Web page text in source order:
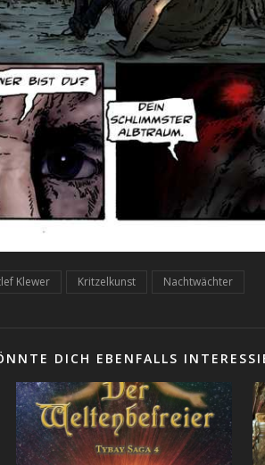
Klewer Kritzelkunst Nachtwächter
DICH EBENFALLS